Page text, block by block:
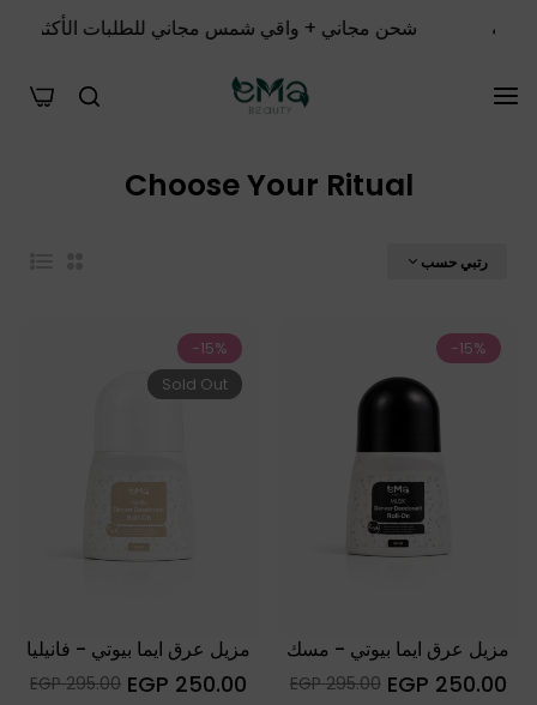
+ واقي شمس مجاني للطلبات الأكثر من 1000 جنيه
Choose Your Ritual
رتبي حسب
-15%
مزيل عرق ايما بيوتي - مسك
السعر
العادي
250.00 EGP
Sale
295.00 EGP
-15%
Sold Out
مزيل عرق ايما بيوتي - فانيليا
السعر
العادي
250.00 EGP
Sale
295.00 EGP